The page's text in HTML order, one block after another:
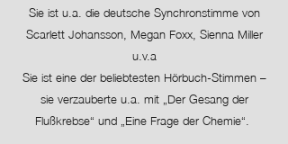
Sie ist u.a. die deutsche Synchronstimme von
Scarlett Johansson, Megan Foxx, Sienna Miller
u.v.a
Sie ist eine der beliebtesten Hörbuch-Stimmen –
sie verzauberte u.a. mit „Der Gesang der
Flußkrebse“ und „Eine Frage der Chemie“.